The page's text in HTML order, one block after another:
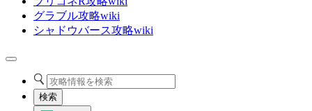
グラブル攻略wiki
シャドウバース攻略wiki
検索